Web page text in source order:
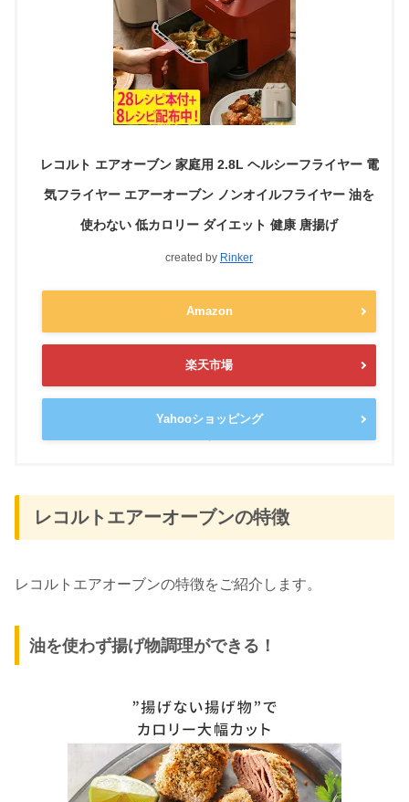
レコルト エアオーブン 家庭用 2.8L ヘルシーフライヤー 電
気フライヤー エアーオーブン ノンオイルフライヤー 油を
使わない 低カロリー ダイエット 健康 唐揚げ
created by Rinker
Amazon
楽天市場
Yahooショッピング
レコルトエアーオーブンの特徴
レコルトエアオーブンの特徴をご紹介します。
油を使わず揚げ物調理ができる！